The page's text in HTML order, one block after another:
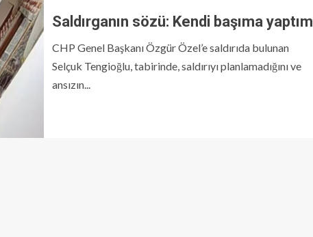
Saldırganın sözü: Kendi başıma yaptım
CHP Genel Başkanı Özgür Özel’e saldırıda bulunan
Selçuk Tengioğlu, tabirinde, saldırıyı planlamadığını ve
ansızın...